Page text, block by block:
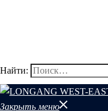
Найти:
Закрыть меню